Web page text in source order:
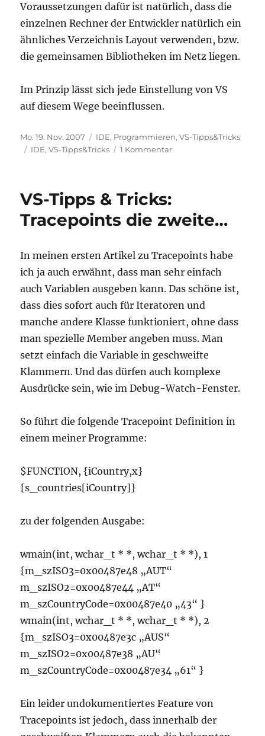
Voraussetzungen dafür ist natürlich, dass die
einzelnen Rechner der Entwickler natürlich ein
ähnliches Verzeichnis Layout verwenden, bzw.
die gemeinsamen Bibliotheken im Netz liegen.
Im Prinzip lässt sich jede Einstellung von VS
auf diesem Wege beeinflussen.
Veröffentlicht
am
Mo. 19. Nov. 2007 Kategorien
IDE, Programmieren,VS-Tipps&Tricks
Schlagwörter
IDE,VS-Tipps&Tricks 1 Kommentarzu
Einstellungen
für
mehreren
Arbeitsplätzen
gleich
VS-Tipps & Tricks:
Tracepoints die zweite…
In meinen ersten Artikel zu Tracepoints habe
ich ja auch erwähnt, dass man sehr einfach
auch Variablen ausgeben kann. Das schöne ist,
dass dies sofort auch für Iteratoren und
manche andere Klasse funktioniert, ohne dass
man spezielle Member angeben muss. Man
setzt einfach die Variable in geschweifte
Klammern. Und das dürfen auch komplexe
Ausdrücke sein, wie im Debug-Watch-Fenster.
So führt die folgende Tracepoint Definition in
einem meiner Programme:
$FUNCTION, {iCountry,x}
{s_countries[iCountry]}
zu der folgenden Ausgabe:
wmain(int, wchar_t * *, wchar_t * *), 1
{m_szISO3=0x00487e48 „AUT“
m_szISO2=0x00487e44 „AT“
m_szCountryCode=0x00487e40 „43“ }
wmain(int, wchar_t * *, wchar_t * *), 2
{m_szISO3=0x00487e3c „AUS“
m_szISO2=0x00487e38 „AU“
m_szCountryCode=0x00487e34 „61“ }
Ein leider undokumentiertes Feature von
Tracepoints ist jedoch, dass innerhalb der